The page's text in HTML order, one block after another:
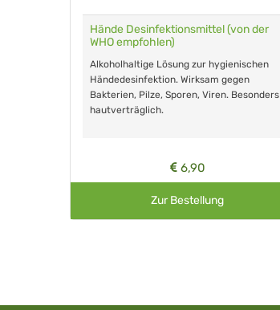
Hände Desinfektionsmittel (von der
WHO empfohlen)
Alkoholhaltige Lösung zur hygienischen
Händedesinfektion. Wirksam gegen
Bakterien, Pilze, Sporen, Viren. Besonders
hautverträglich.
6,90
Zur Bestellung